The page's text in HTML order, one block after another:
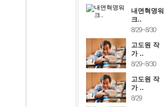
내면혁명워
크..
8/29~8/30
고도원 작
가 ..
8/29~8/30
고도원 작
가 ..
8/29